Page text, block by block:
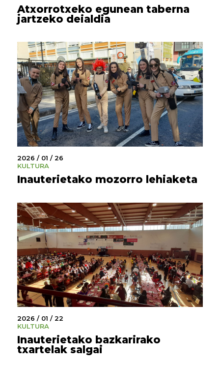
Atxorrotxeko egunean taberna
jartzeko deialdia
2026 / 01 / 26
KULTURA
Inauterietako mozorro lehiaketa
2026 / 01 / 22
KULTURA
Inauterietako bazkarirako
txartelak salgai